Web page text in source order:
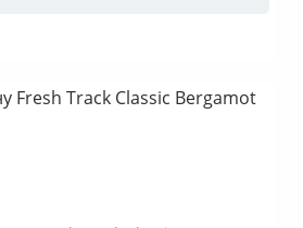
Fresh Track Classic Bergamot